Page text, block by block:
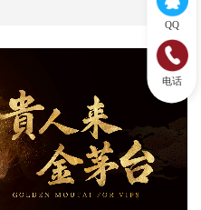
QQ
电话